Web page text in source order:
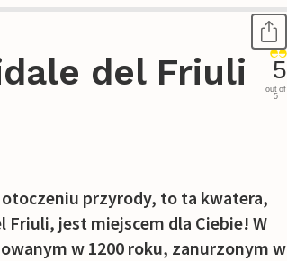
del Friuli
5
out of
5
przyrody, to ta kwatera,
Friuli, jest miejscem dla Ciebie! W
w 1200 roku, zanurzonym w